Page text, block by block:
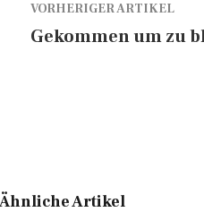
VORHERIGER ARTIKEL
Gekommen um zu
Ähnliche Artikel